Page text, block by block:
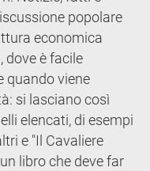
popolare
economica
dove è facile
quando viene
si lasciano così
elencati, di esempi
e "Il Cavaliere
libro che deve far